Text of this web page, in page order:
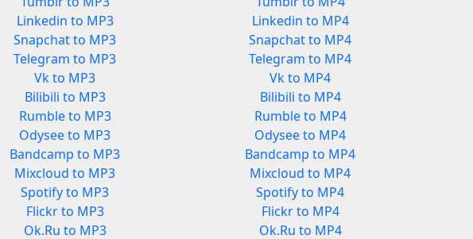
Linkedin to MP3
Snapchat to MP3
Telegram to MP3
Vk to MP3
Bilibili to MP3
Rumble to MP3
Odysee to MP3
Bandcamp to MP3
Mixcloud to MP3
Spotify to MP3
Flickr to MP3
Ok.Ru to MP3
Linkedin to MP4
Snapchat to MP4
Telegram to MP4
Vk to MP4
Bilibili to MP4
Rumble to MP4
Odysee to MP4
Bandcamp to MP4
Mixcloud to MP4
Spotify to MP4
Flickr to MP4
Ok.Ru to MP4